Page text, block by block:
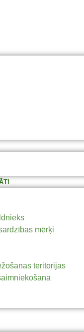
mērķi
teritorijas